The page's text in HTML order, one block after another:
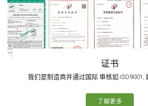
证书
我们是制造商并通过国际 审核如 ISO9001,
了解更多